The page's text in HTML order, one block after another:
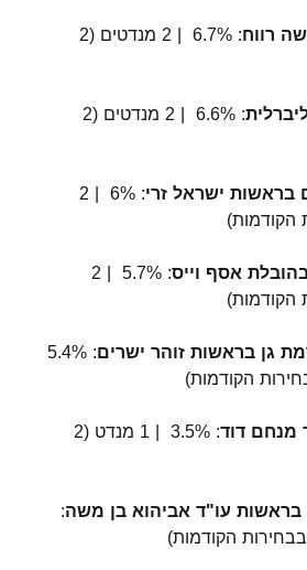
רווח
: 6.7% | 2 מנדטים (2
: 6.6% | 2 מנדטים (2
בראשות ישראל זרי
: 6% | 2
אסף וייס
: 5.7% | 2
גן בראשות זוהר ישרים : 5.4%
דוד
: 3.5% | 1 מנדט (2
עו"ד אביהוא בן משה: